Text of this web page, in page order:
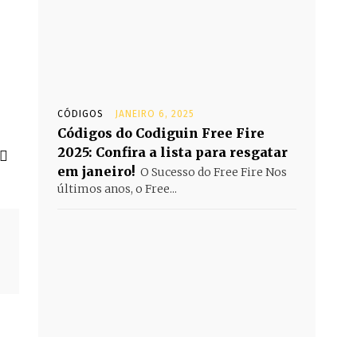
CÓDIGOS JANEIRO 6, 2025
Códigos do Codiguin Free Fire
2025: Confira a lista para resgatar
em janeiro! O Sucesso do Free Fire Nos
últimos anos, o Free...